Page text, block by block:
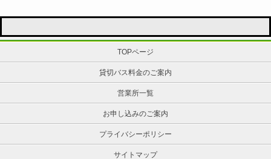
TOPページ
貸切バス料金のご案内
営業所一覧
お申し込みのご案内
プライバシーポリシー
サイトマップ